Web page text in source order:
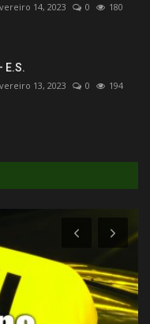
14, 2023 0 180
E.S.
13, 2023 0 194